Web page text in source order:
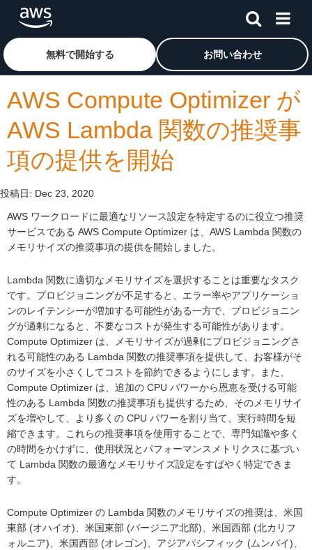
メインコンテンツに移動
アマゾン ウェブ サービスのホームページに戻るには、こ
無料で開始する お問い合わせ
AWS Compute Optimizer が
AWS Lambda 関数の推奨事
項の提供を開始
投稿日: Dec 23, 2020
AWS ワークロードに最適なリソース設定を特定するのに役立つ推奨
サービスである AWS Compute Optimizer は、AWS Lambda 関数の
メモリサイズの推奨事項の提供を開始しました。
Lambda 関数に適切なメモリサイズを選択することは重要なタスク
です。プロビジョニングが不足すると、エラー率やアプリケーショ
ンのレイテンシーが増加する可能性がある一方で、プロビジョニン
グが過剰になると、不要なコストが発生する可能性があります。
Compute Optimizer は、メモリサイズが過剰にプロビジョニングさ
れる可能性のある Lambda 関数の推奨事項を提供して、お客様がそ
のサイズを小さくしてコストを節約できるようにします。また、
Compute Optimizer は、追加の CPU パワーから恩恵を受ける可能
性のある Lambda 関数の推奨事項も提供するため、そのメモリサイ
ズを増やして、より多くの CPU パワーを割り当て、実行時間を短
縮できます。これらの推奨事項を使用することで、専門知識や多く
の時間をかけずに、使用状況とパフォーマンスメトリクスに基づい
て Lambda 関数の最適なメモリサイズ設定をすばやく特定できま
す。
Compute Optimizer の Lambda 関数のメモリサイズの推奨は、米国
東部 (オハイオ)、米国東部 (バージニア北部)、米国西部 (北カリフ
ォルニア)、米国西部 (オレゴン)、アジアパシフィック (ムンバイ)、